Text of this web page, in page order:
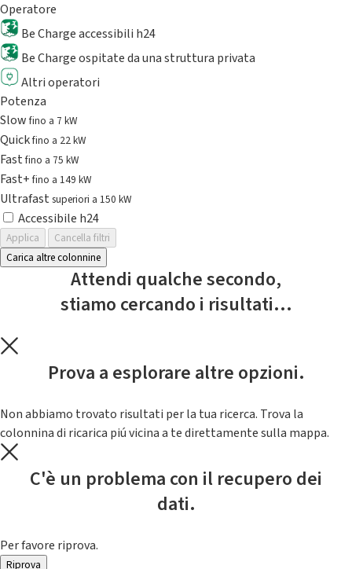
Operatore
Be Charge accessibili h24
Be Charge ospitate da una struttura privata
Altri operatori
Potenza
Slowfino a 7 kW
Quickfino a 22 kW
Fastfino a 75 kW
Fast+fino a 149 kW
Ultrafast superiori a 150 kW
Accessibile h24
Applica
Cancella filtri
Carica altre colonnine
Attendi qualche secondo,
stiamo cercando i risultati...
Prova a esplorare altre opzioni.
Non abbiamo trovato risultati per la tua ricerca. Trova la
colonnina di ricarica piú vicina a te direttamente sulla mappa.
C'è un problema con il recupero dei
dati.
Per favore riprova.
Riprova